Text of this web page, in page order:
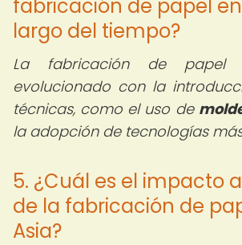
fabricación de papel
largo del tiempo?
La fabricación de
evolucionado con la
técnicas, como el uso de
la adopción de tecnologías
5. ¿Cuál es el impacto
de la fabricación de
Asia?